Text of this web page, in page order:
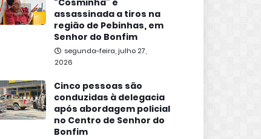
“Cosminha” é
assassinada a tiros na
região de Pebinhas, em
Senhor do Bonfim
segunda-feira, julho 27,
2026
Cinco pessoas são
conduzidas à delegacia
após abordagem policial
no Centro de Senhor do
Bonfim